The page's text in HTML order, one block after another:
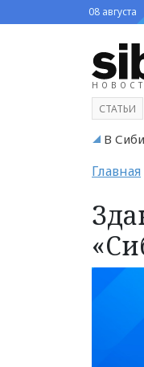
08 августа
СТАТЬИ
В
Главная